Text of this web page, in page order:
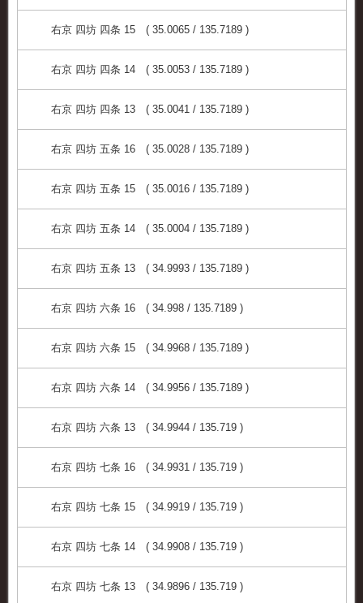
右京 四坊 四条 15 ( 35.0065 / 135.7189 )
右京 四坊 四条 14 ( 35.0053 / 135.7189 )
右京 四坊 四条 13 ( 35.0041 / 135.7189 )
右京 四坊 五条 16 ( 35.0028 / 135.7189 )
右京 四坊 五条 15 ( 35.0016 / 135.7189 )
右京 四坊 五条 14 ( 35.0004 / 135.7189 )
右京 四坊 五条 13 ( 34.9993 / 135.7189 )
右京 四坊 六条 16 ( 34.998 / 135.7189 )
右京 四坊 六条 15 ( 34.9968 / 135.7189 )
右京 四坊 六条 14 ( 34.9956 / 135.7189 )
右京 四坊 六条 13 ( 34.9944 / 135.719 )
右京 四坊 七条 16 ( 34.9931 / 135.719 )
右京 四坊 七条 15 ( 34.9919 / 135.719 )
右京 四坊 七条 14 ( 34.9908 / 135.719 )
右京 四坊 七条 13 ( 34.9896 / 135.719 )